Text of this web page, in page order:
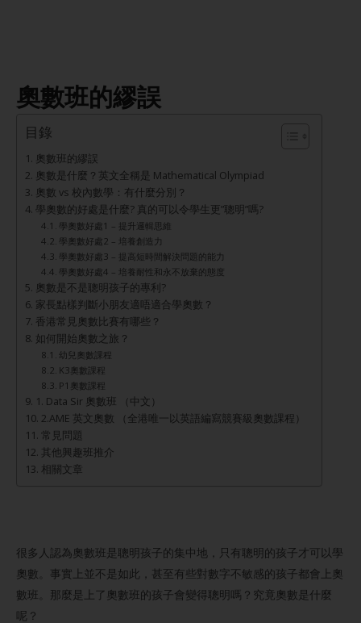
奧數班的繆誤
目錄
奧數班的繆誤
奧數是什麼？英文全稱是 Mathematical Olympiad
奧數 vs 校內數學：有什麼分別？
學奧數的好處是什麼? 真的可以令學生更”聰明”嗎?
學奧數好處1 – 提升邏輯思維
學奧數好處2 – 培養創造力
學奧數好處3 – 提高短時間解決問題的能力
學奧數好處4 – 培養耐性和永不放棄的態度
奧數是不是聰明孩子的專利?
家長點樣判斷小朋友適唔適合學奧數？
香港常見奧數比賽有哪些？
如何開始奧數之旅？
幼兒奧數課程
K3奧數課程
P1奧數課程
1. Data Sir 奧數班 （中文）
2.AME 英文奧數 （全港唯一以英語編寫競賽級奧數課程）
常見問題
其他興趣班推介
相關文章
很多人認為奧數班是聰明孩子的集中地，只有聰明的孩子才可以學
奧數。事實上並不是如此，甚至有些對數字不敏感的孩子都會上奧
數班。那麼是上了奧數班的孩子會變得聰明嗎？究竟奧數是什麼
呢？